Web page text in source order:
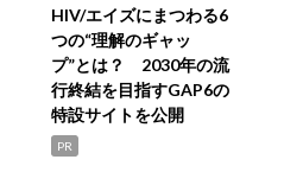
HIV/エイズにまつわる6
つの“理解のギャッ
プ”とは？ 2030年の流
行終結を目指すGAP6の
特設サイトを公開
PR